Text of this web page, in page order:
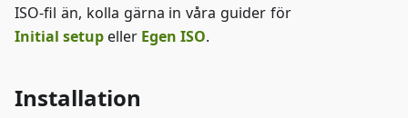
ISO-fil än, kolla gärna in våra guider för
Initial setupeller Egen ISO.
Installation